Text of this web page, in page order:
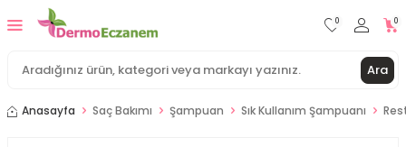
Ara
0 0
Anasayfa Saç Bakımı Şampuan Sık Kullanım Şampuanı